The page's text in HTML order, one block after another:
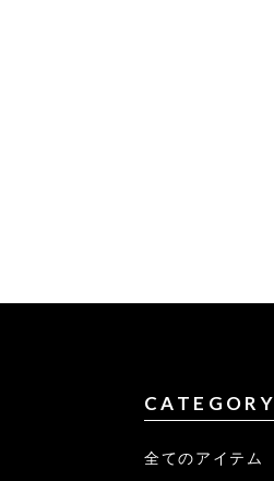
CATEGORY
全てのアイテム